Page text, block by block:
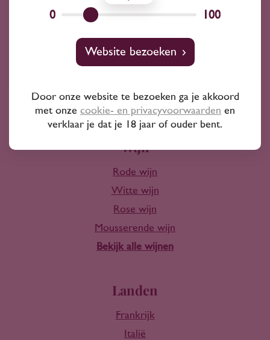
Wij kunnen je altijd adviseren
Wijnprofessionals
10+ jaar ervaring
Wijn
Rode wijn
Witte wijn
Rose wijn
Mousserende wijn
Bekijk alle wijnen
Landen
Frankrijk
Italië
0 100
Website bezoeken
Door onze website te bezoeken ga je akkoord
met onze cookie- en privacyvoorwaarden en
verklaar je dat je 18 jaar of ouder bent.